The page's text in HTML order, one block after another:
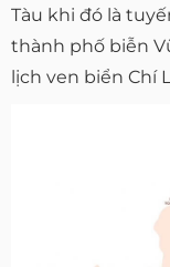
Tàu khi đó là
thành phố biễn
lịch ven biển Chí